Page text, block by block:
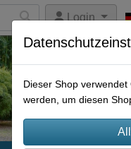
Login
Dieser Shop
werden, um diesen